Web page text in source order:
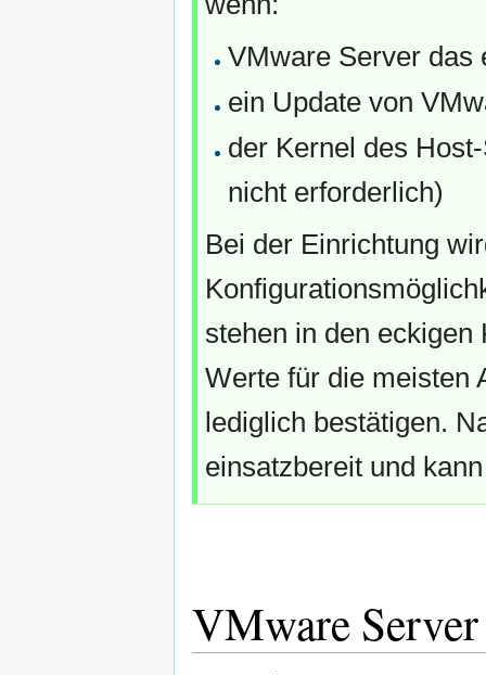
VMware Server das
ein Update von
der Kernel des
nicht erforderlich)
Bei der Einrichtung
stehen in den
Werte für die meisten
lediglich bestätigen.
einsatzbereit und
VMware